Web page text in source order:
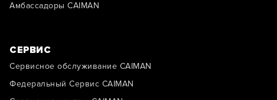
Амбассадоры CAIMAN
СЕРВИС
Сервисное обслуживание CAIMAN
Федеральный Сервис CAIMAN